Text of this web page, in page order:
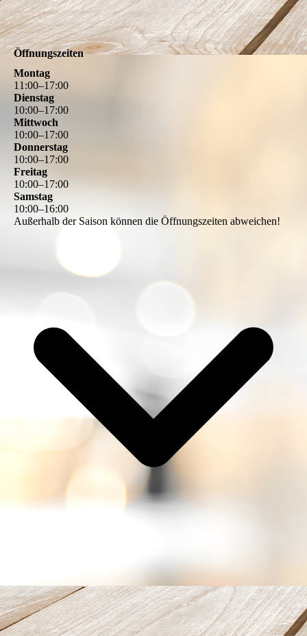
Öffnungszeiten
Montag
11 :00–17:00
Dienstag
10:00–17:00
Mittwoch
10:00–17:00
Donnerstag
10:00–17:00
Freitag
10:00–17:00
Samstag
10:00–16:00
Außerhalb der Saison können die Öffnungszeiten abweichen!